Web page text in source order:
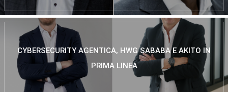
CYBERSECURITY AGENTICA, HWG SABABA E AKITO IN
PRIMA LINEA